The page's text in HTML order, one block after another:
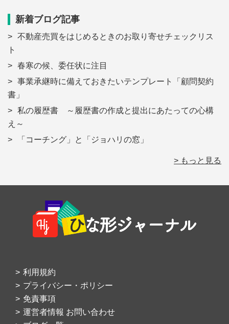
新着ブログ記事
不動産売買をはじめるときのお取り寄せチェックリス
ト
春寒の候、委任状に注目
事業承継時に備えておきたいテンプレート「顧問契約
書」
私の履歴書 ～履歴書の作成と提出にあたっての心構
え～
「コーチング」と「ジョハリの窓」
> もっと見る
Footer
利用規約
プライバシー・ポリシー
免責事項
運営者情報 お問い合わせ